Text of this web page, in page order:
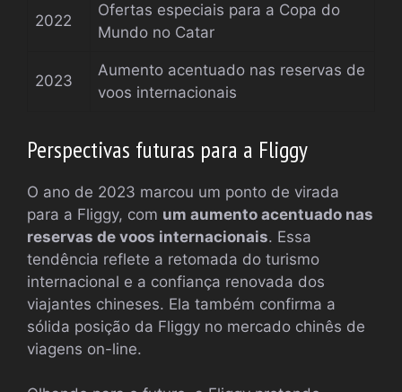
2022
Ofertas especiais para a Copa do
Mundo no Catar
2023
Aumento acentuado nas reservas de
voos internacionais
Perspectivas futuras para a Fliggy
O ano de 2023 marcou um ponto de virada
para a Fliggy, com um aumento acentuado nas
reservas de voos internacionais. Essa
tendência reflete a retomada do turismo
internacional e a confiança renovada dos
viajantes chineses. Ela também confirma a
sólida posição da Fliggy no mercado chinês de
viagens on-line.